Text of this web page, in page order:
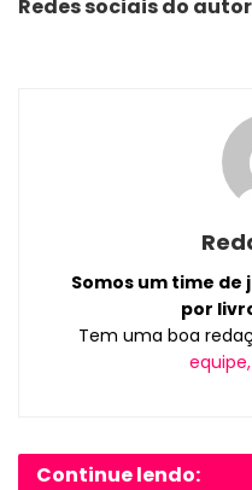
Redes sociais do
Somos um time
por
Tem uma boa
Continue lendo: